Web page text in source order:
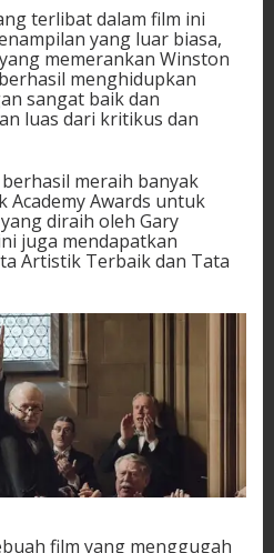
terlibat dalam film ini
yang luar biasa,
memerankan Winston
menghidupkan
sangat baik dan
luas dari kritikus dan
meraih banyak
Awards untuk
diraih oleh Gary
juga mendapatkan
Artistik Terbaik dan Tata
film yang menggugah